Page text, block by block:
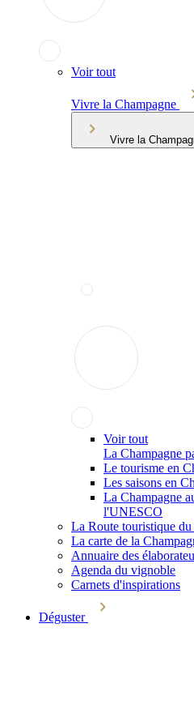
Voir tout
Vivre la Champagne
Vivre la
Voir tout
La Champagne
Le tourisme en
Les saisons en
La Champagne
l'UNESCO
La Route touristique du
La carte de la
Annuaire des
Agenda du vignoble
Carnets d'inspirations
Déguster